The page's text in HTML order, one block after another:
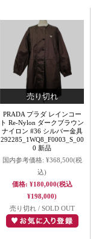
PRADA プラダ レインコー
ト Re-Nylon ダークブラウン
ナイロン #36 シルバー金具
292285_1WQ8_F0003_S_00
0 新品
国内参考価格: ¥368,500(税
込)
価格: ¥180,000(税込
¥198,000)
売り切れ / SOLD OUT